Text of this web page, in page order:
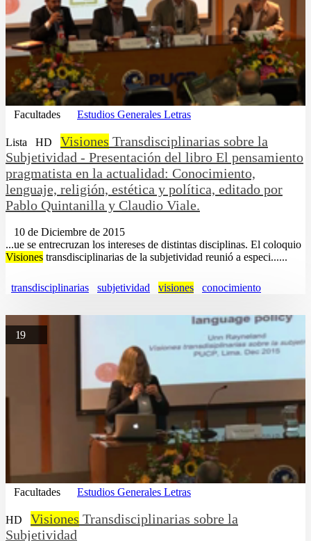
Facultades Estudios Generales Letras
Lista HD Visiones Transdisciplinarias sobre la
Subjetividad - Presentación del libro El pensamiento
pragmatista en la actualidad: Conocimiento,
lenguaje, religión, estética y política, editado por
Pablo Quintanilla y Claudio Viale.
10 de Diciembre de 2015
...ue se entrecruzan los intereses de distintas disciplinas. El coloquio
Visiones transdisciplinarias de la subjetividad reunió a especi......
transdisciplinarias subjetividad visiones conocimiento
19
Facultades Estudios Generales Letras
HD Visiones Transdisciplinarias sobre la
Subjetividad